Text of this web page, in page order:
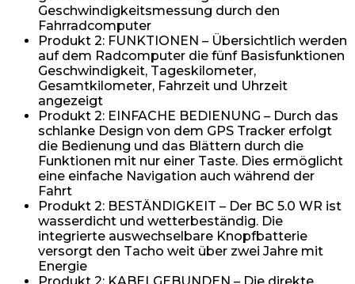
Geschwindigkeitsmessung durch den
Fahrradcomputer
Produkt 2: FUNKTIONEN – Übersichtlich werden
auf dem Radcomputer die fünf Basisfunktionen
Geschwindigkeit, Tageskilometer,
Gesamtkilometer, Fahrzeit und Uhrzeit
angezeigt
Produkt 2: EINFACHE BEDIENUNG – Durch das
schlanke Design von dem GPS Tracker erfolgt
die Bedienung und das Blättern durch die
Funktionen mit nur einer Taste. Dies ermöglicht
eine einfache Navigation auch während der
Fahrt
Produkt 2: BESTÄNDIGKEIT – Der BC 5.0 WR ist
wasserdicht und wetterbeständig. Die
integrierte auswechselbare Knopfbatterie
versorgt den Tacho weit über zwei Jahre mit
Energie